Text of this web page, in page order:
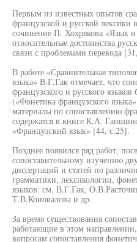
Первым из известных опытов
французской и русской лексики
сочинение П. Хохрякова «Язык и
относительные достоинства
связи с проблемами перевода
В работе «Сравнительная
языка» В.Г.Гак отмечает, что
французского и русского
(«Фонетика французского
материалы по сопоставлению
содержатся в книге К.А.
«Французский язык» [44, с.25].
Позднее появился ряд работ,
сопоставительному изучению
диссертаций и статей по
грамматики, лексикологии,
языков: см. В.Г.Гак,
Т.В.Коновалова и др.
За время существования
работающие в этом
вопросам сопоставления